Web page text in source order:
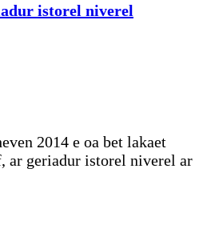
istorel niverel
2014 e oa bet lakaet
ar geriadur istorel niverel ar